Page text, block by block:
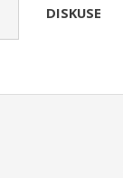
DISKUSE